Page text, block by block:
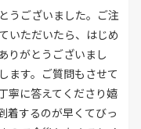
うございました。ご注
いただいたら、はじめ
りがとうございまし
ます。ご質問もさせて
寧に答えてくださり嬉
着するのが早くてびっ